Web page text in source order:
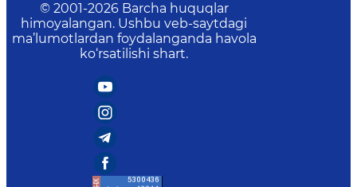
© 2001-2026 Barcha huquqlar
himoyalangan. Ushbu veb-saytdagi
ma’lumotlardan foydalanganda havola
ko‘rsatilishi shart.